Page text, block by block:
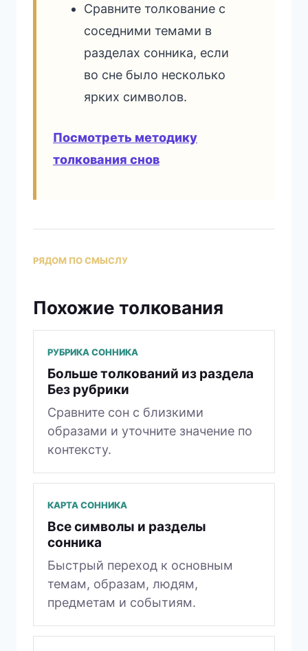
Сравните толкование с
соседними темами в
разделах сонника, если
во сне было несколько
ярких символов.
Посмотреть методику
толкования снов
РЯДОМ ПО СМЫСЛУ
Похожие толкования
РУБРИКА СОННИКА
Больше толкований из раздела
Без рубрики
Сравните сон с близкими
образами и уточните значение по
контексту.
КАРТА СОННИКА
Все символы и разделы
сонника
Быстрый переход к основным
темам, образам, людям,
предметам и событиям.